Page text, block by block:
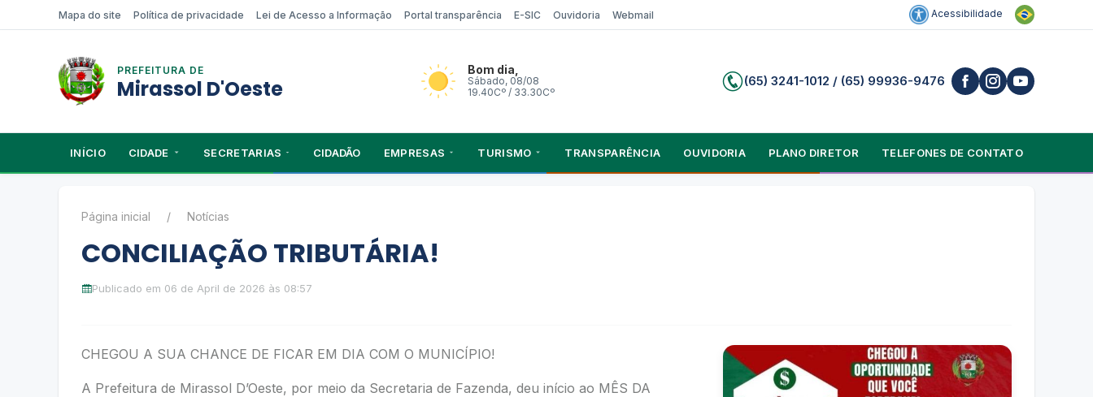
Mapa do site Política de privacidade Lei de Acesso a Informação Portal transparência E-SIC Ouvidoria Webmail Acessibilidade
PREFEITURA DE
Mirassol D'Oeste
Bom dia,
Sábado, 08/08
19.40Cº / 33.30Cº
(65) 3241-1012 / (65) 99936-9476
INÍCIO CIDADE SECRETARIAS CIDADÃO EMPRESAS TURISMO TRANSPARÊNCIA OUVIDORIA PLANO DIRETOR TELEFONES DE CONTATO
Página inicial Notícias
CONCILIAÇÃO TRIBUTÁRIA!
Publicado em 06 de April de 2026 às 08:57
CHEGOU A SUA CHANCE DE FICAR EM DIA COM O MUNICÍPIO!
A Prefeitura de Mirassol D’Oeste, por meio da Secretaria de Fazenda, deu início ao MÊS DA